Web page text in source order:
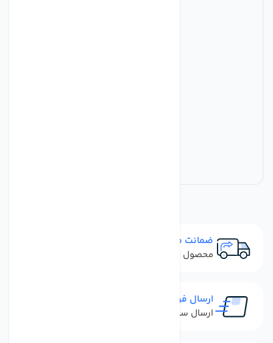
ضمانت مرجوعی
محصول نباید آسیب دیده باشد
ارسال فوری
ارسال سفارش در کمترین زمان ممکن